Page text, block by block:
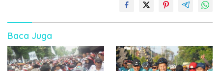
Baca Juga